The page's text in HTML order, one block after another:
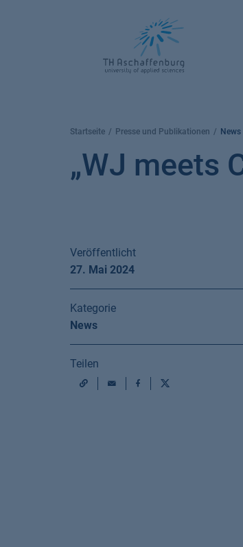
Startseite Presse und Publikationen News
„WJ meets
Veröffentlicht
27. Mai 2024
Kategorie
News
Teilen
URL
Mail Facebook
X